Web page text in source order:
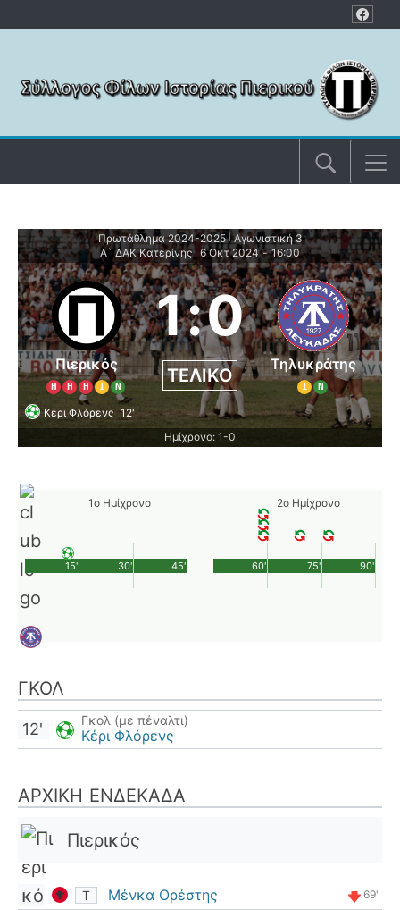
Πρωτάθλημα 2024-2025 | Αγωνιστική 3
Α` ΔΑΚ Κατερίνης 6 Οκτ 2024 - 16:00
Πιερικός
Η Η Η Ι Ν
1:0
ΤΕΛΙΚΌ
Τηλυκράτης
Ι Ν
Κέρι Φλόρενς 12'
Ημίχρονο: 1-0
1ο Ημίχρονο
45'
15' 30'
2ο Ημίχρονο
90'
60' 75'
ΓΚΟΛ
Γκολ (με πέναλτι)
Κέρι Φλόρενς
12'
ΑΡΧΙΚΉ ΕΝΔΕΚΆΔΑ
Πιερικός
Τ Μένκα Ορέστης 69'